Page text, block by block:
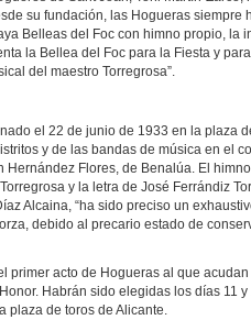
su fundación, las Hogueras siempre
Belleas del Foc con himno propio, la
la Bellea del Foc para la Fiesta y
del maestro Torregrosa”.
el 22 de junio de 1933 en la plaza
y de las bandas de música en el
Flores, de Benalúa. El
y la letra de José Ferrándiz
Alcaina, “ha sido preciso un
debido al precario estado de
primer acto de Hogueras al que
Habrán sido elegidas los días 11
plaza de toros de Alicante.